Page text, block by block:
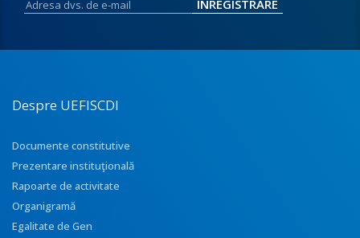
Despre UEFISCDI
Documente constitutive
Prezentare instituţională
Rapoarte de activitate
Organigramă
Egalitate de Gen